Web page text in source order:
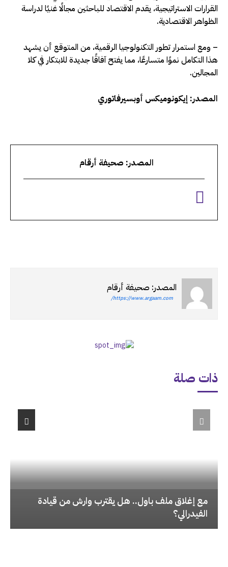
ذات صلة
‏مع إغلاق ملف باول.. هل يقترب وارش من قيادة
الفيدرالي؟
القرارات الاستراتيجية، يقدم الاقتصاد للباحثين مجالًا غنيًا لدراسة
الظواهر الاقتصادية.
– ومع استمرار تطور التكنولوجيا الرقمية، من المتوقع أن يشهد
هذا التكامل نموًا متسارعًا، مما يفتح آفاقًا جديدة للابتكار في كلا
المجالين.
المصدر: إيكونوميكس أوبسيرفاتوري
المصدر: صحيفة أرقام
المصدر: صحيفة أرقام
https://www.argaam.com/